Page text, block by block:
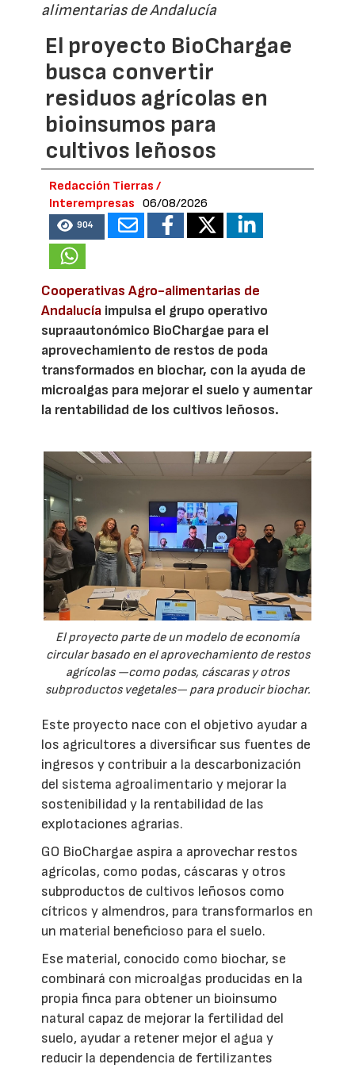
alimentarias de Andalucía
El proyecto BioChargae
busca convertir
residuos agrícolas en
bioinsumos para
cultivos leñosos
Redacción Tierras /
Interempresas
06/08/2026
904
Cooperativas Agro-alimentarias de
Andalucía impulsa el grupo operativo
supraautonómico BioChargae para el
aprovechamiento de restos de poda
transformados en biochar, con la ayuda de
microalgas para mejorar el suelo y aumentar
la rentabilidad de los cultivos leñosos.
El proyecto parte de un modelo de economía
circular basado en el aprovechamiento de restos
agrícolas —como podas, cáscaras y otros
subproductos vegetales— para producir biochar.
Este proyecto nace con el objetivo ayudar a
los agricultores a diversificar sus fuentes de
ingresos y contribuir a la descarbonización
del sistema agroalimentario y mejorar la
sostenibilidad y la rentabilidad de las
explotaciones agrarias.
GO BioChargae aspira a aprovechar restos
agrícolas, como podas, cáscaras y otros
subproductos de cultivos leñosos como
cítricos y almendros, para transformarlos en
un material beneficioso para el suelo.
Ese material, conocido como biochar, se
combinará con microalgas producidas en la
propia finca para obtener un bioinsumo
natural capaz de mejorar la fertilidad del
suelo, ayudar a retener mejor el agua y
reducir la dependencia de fertilizantes